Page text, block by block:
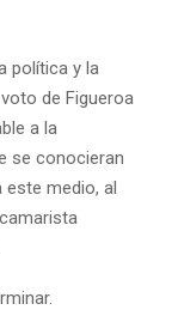
política y la
de Figueroa
a la
se conocieran
este medio, al